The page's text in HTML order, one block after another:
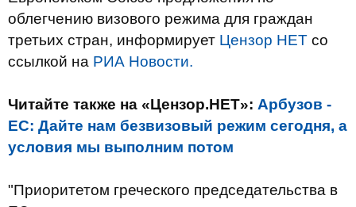
облегчению визового режима для граждан
третьих стран, информирует Цензор НЕТ со
ссылкой на РИА Новости.
Читайте также на «Цензор.НЕТ»: Арбузов -
ЕС: Дайте нам безвизовый режим сегодня, а
условия мы выполним потом
"Приоритетом греческого председательства в